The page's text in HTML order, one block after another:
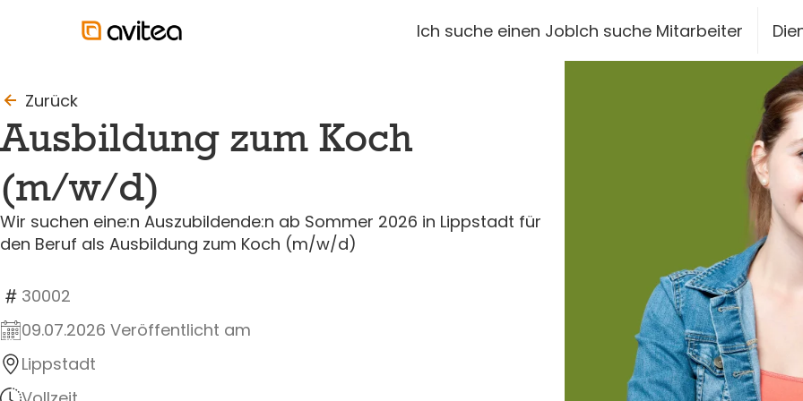
Ich suche einen JobIch suche Mitarbeiter
Zurück
to_last_page
Ausbildung zum Koch
(m/w/d)
Wir suchen eine:n Auszubildende:n ab Sommer 2026 in Lippstadt für
den Beruf als Ausbildung zum Koch (m/w/d)
30002
09.07.2026 Veröffentlicht am
Lippstadt